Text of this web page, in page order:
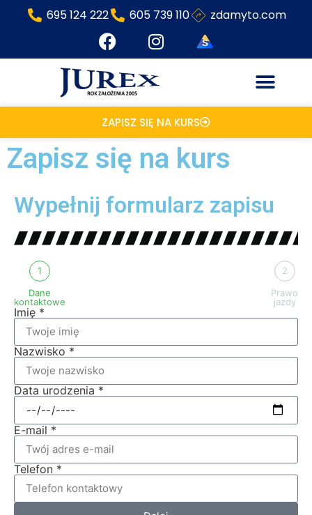
695 124 222 605 739 110 zdamyto.com
ZAPISZ SIĘ NA KURS
Zapisz się na kurs
Wypełnij formularz zapisu
1
Dane
kontaktowe
2
Prawo
jazdy
Imię *
Nazwisko *
Data urodzenia *
E-mail *
Telefon *